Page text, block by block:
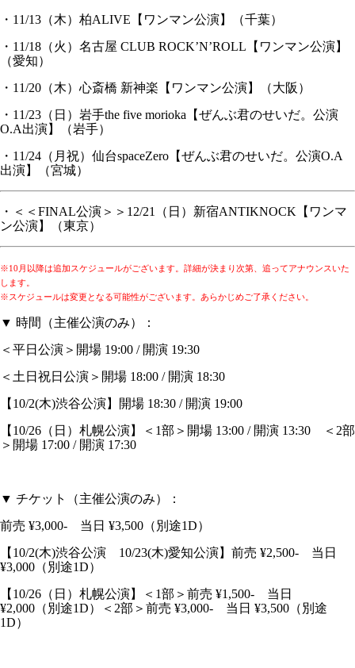
・11/13（木）柏ALIVE【ワンマン公演】（千葉）
・11/18（火）名古屋 CLUB ROCK’N’ROLL【ワンマン公演】
（愛知）
・11/20（木）心斎橋 新神楽【ワンマン公演】（大阪）
・11/23（日）岩手the five morioka【ぜんぶ君のせいだ。公演
O.A出演】（岩手）
・11/24（月祝）仙台spaceZero【ぜんぶ君のせいだ。公演O.A
出演】（宮城）
・＜＜FINAL公演＞＞12/21（日）新宿ANTIKNOCK【ワンマ
ン公演】（東京）
※10月以降は追加スケジュールがございます。詳細が決まり次第、追ってアナウンスいた
します。
※スケジュールは変更となる可能性がございます。あらかじめご了承ください。
▼ 時間（主催公演のみ）：
＜平日公演＞開場 19:00 / 開演 19:30
＜土日祝日公演＞開場 18:00 / 開演 18:30
【10/2(木)渋谷公演】開場 18:30 / 開演 19:00
【10/26（日）札幌公演】＜1部＞開場 13:00 / 開演 13:30 ＜2部
＞開場 17:00 / 開演 17:30
▼ チケット（主催公演のみ）：
前売 ¥3,000- 当日 ¥3,500（別途1D）
【10/2(木)渋谷公演 10/23(木)愛知公演】前売 ¥2,500- 当日
¥3,000（別途1D）
【10/26（日）札幌公演】＜1部＞前売 ¥1,500- 当日
¥2,000（別途1D）＜2部＞前売 ¥3,000- 当日 ¥3,500（別途
1D）